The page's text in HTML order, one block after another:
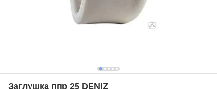
Заглушка ппр 25 DENIZ